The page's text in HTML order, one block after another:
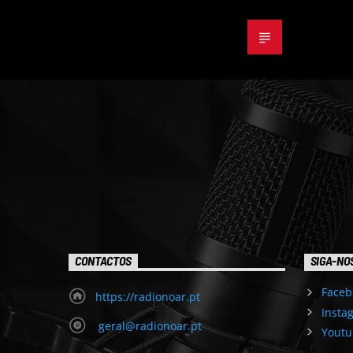
CONTACTOS
https://radionoar.pt
geral@radionoar.pt
SIGA-